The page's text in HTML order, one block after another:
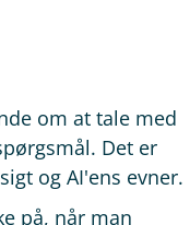
om at tale med
Det er
og AI'ens evner.
på, når man